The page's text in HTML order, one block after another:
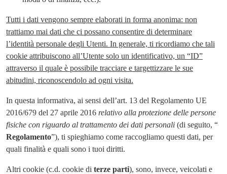
Tutti i dati vengono sempre elaborati in forma anonima: non
trattiamo mai dati che ci possano consentire di determinare
l’identità personale degli Utenti. In generale, ti ricordiamo che tali
cookie attribuiscono all’Utente solo un identificativo, un “ID”
attraverso il quale è possibile tracciare e targettizzare le sue
abitudini, riconoscendolo ad ogni visita.
In questa informativa, ai sensi dell’art. 13 del Regolamento UE
2016/679 del 27 aprile 2016 relativo alla protezione delle persone
fisiche con riguardo al trattamento dei dati personali (di seguito, “
Regolamento”), ti spieghiamo come raccogliamo questi dati, per
quali finalità e quali sono i tuoi diritti.
Altri cookie (c.d. cookie di terze parti), sono, invece, veicolati e